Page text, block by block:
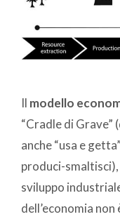
Il modello
“Cradle di Grave”
anche “usa e
produci-
sviluppo
dell’economia